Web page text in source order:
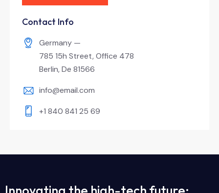
Contact Info
Germany —
785 15h Street, Office 478
Berlin, De 81566
info@email.com
+1 840 841 25 69